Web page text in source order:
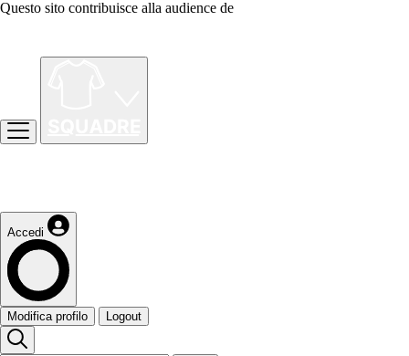
Questo sito contribuisce alla audience de
Accedi
Modifica profilo Logout